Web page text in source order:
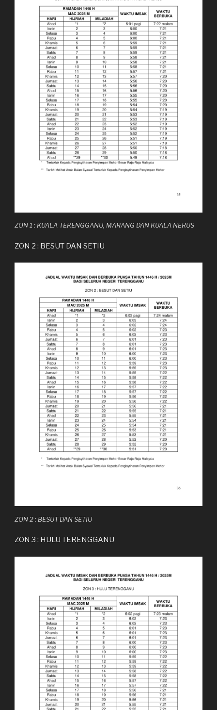
ZON 1 : KUALA TERENGGANU, MARANG DAN KUALA NERUS
ZON 2 : BESUT DAN SETIU
ZON 2 : BESUT DAN SETIU
ZON 3 : HULU TERENGGANU